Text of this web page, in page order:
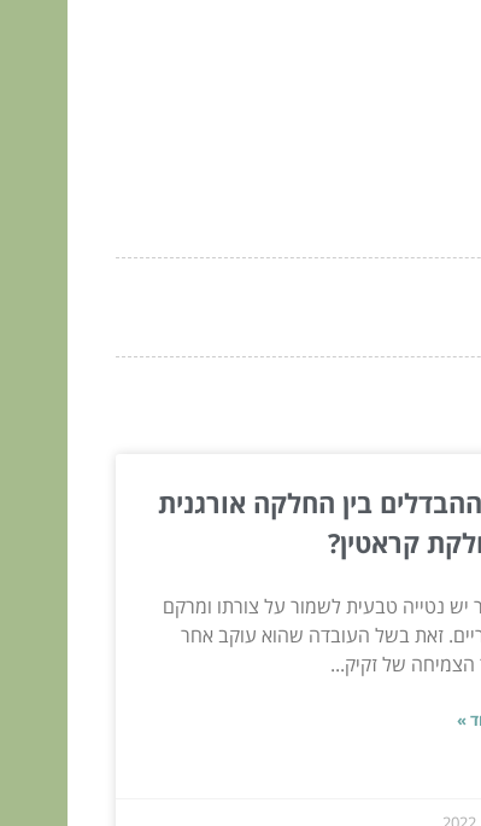
בין החלקה אורגנית
קראטין?
יש נטייה טבעית לשמור על צורתו ומרקם
זאת בשל העובדה שהוא עוקב אחר
הצמיחה של זקיק...
»